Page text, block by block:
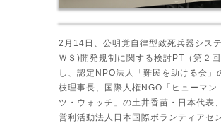
2月14日、公明党自律型致死兵器シス
ＷＳ)開発規制に関する検討PT（第２
し、認定NPO法人「難民を助ける会」
枝理事長、国際人権NGO「ヒューマン
ツ・ウォッチ」の土井香苗・日本代表
営利活動法人日本国際ボランティアセ